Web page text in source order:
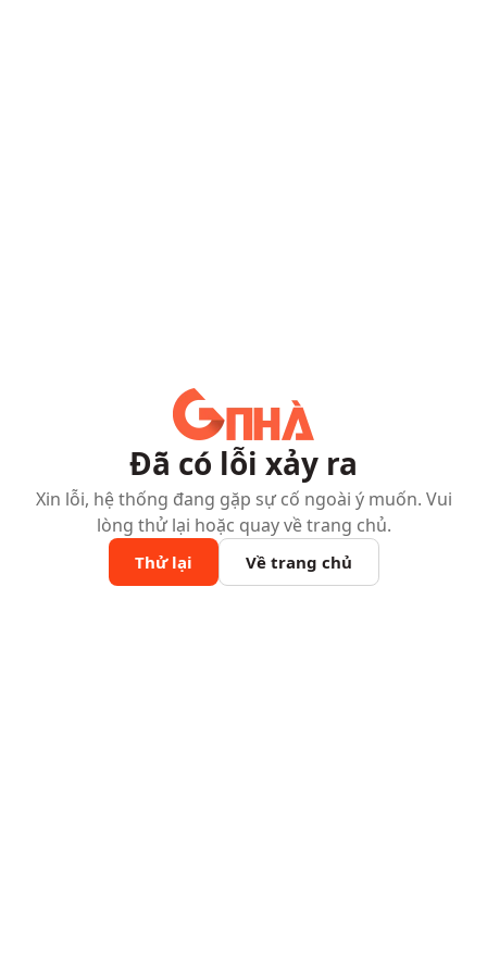
Đã có lỗi xảy ra
Xin lỗi, hệ thống đang gặp sự cố ngoài ý muốn. Vui
lòng thử lại hoặc quay về trang chủ.
Thử lại Về trang chủ